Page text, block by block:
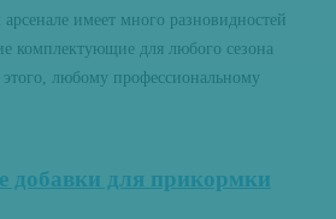
имеет много разновидностей
комплектующие для любого сезона
любому профессиональному
добавки для прикормки